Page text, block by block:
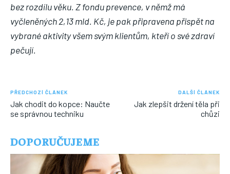
bez rozdílu věku. Z fondu prevence, v němž má
vyčleněných 2,13 mld. Kč, je pak připravena přispět na
vybrané aktivity všem svým klientům, kteří o své zdraví
pečují.
PŘEDCHOZÍ ČLÁNEK
Jak chodit do kopce: Naučte
se správnou techniku
DALŠÍ ČLÁNEK
Jak zlepšit držení těla při
chůzi
DOPORUČUJEME